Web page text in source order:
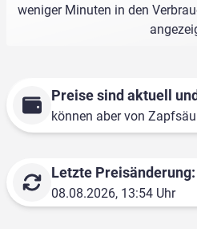
weniger Minuten in den
Preise sind aktuell
können aber von
Letzte Preisänderung:
08.08.2026, 13:54 Uhr